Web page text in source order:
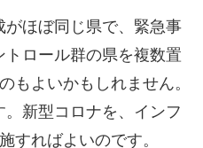
ほぼ同じ県で、緊急事
ロール群の県を複数置
もよいかもしれません。
新型コロナを、インフ
すればよいのです。